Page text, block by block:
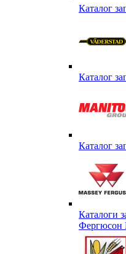
Каталог
Каталог
Каталог
Каталоги
Фергюсон